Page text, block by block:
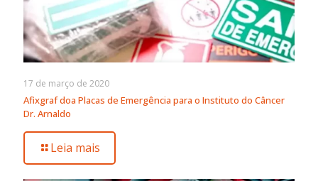
17 de março de 2020
Afixgraf doa Placas de Emergência para o Instituto do Câncer
Dr. Arnaldo
Leia mais